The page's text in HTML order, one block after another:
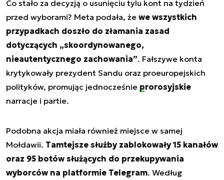
Co stało za decyzją o usunięciu tylu kont na tydzień
przed wyborami? Meta podała, że we wszystkich
przypadkach doszło do złamania zasad
dotyczących „skoordynowanego,
nieautentycznego zachowania”. Fałszywe konta
krytykowały prezydent Sandu oraz proeuropejskich
polityków, promując jednocześnie prorosyjskie
narracje i partie.
Podobna akcja miała również miejsce w samej
Mołdawii. Tamtejsze służby zablokowały 15 kanałów
oraz 95 botów służących do przekupywania
wyborców na platformie Telegram. Według